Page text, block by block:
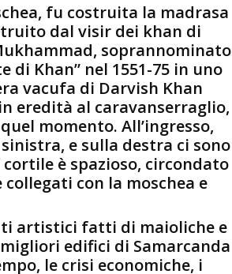
fu costruita la madrasa
dal visir dei khan di
soprannominato
Khan” nel 1551-75 in uno
vacufa di Darvish Khan
eredità al caravanserraglio,
momento. All’ingresso,
e sulla destra ci sono
è spazioso, circondato
con la moschea e
artistici fatti di maioliche e
edifici di Samarcanda
le crisi economiche, i